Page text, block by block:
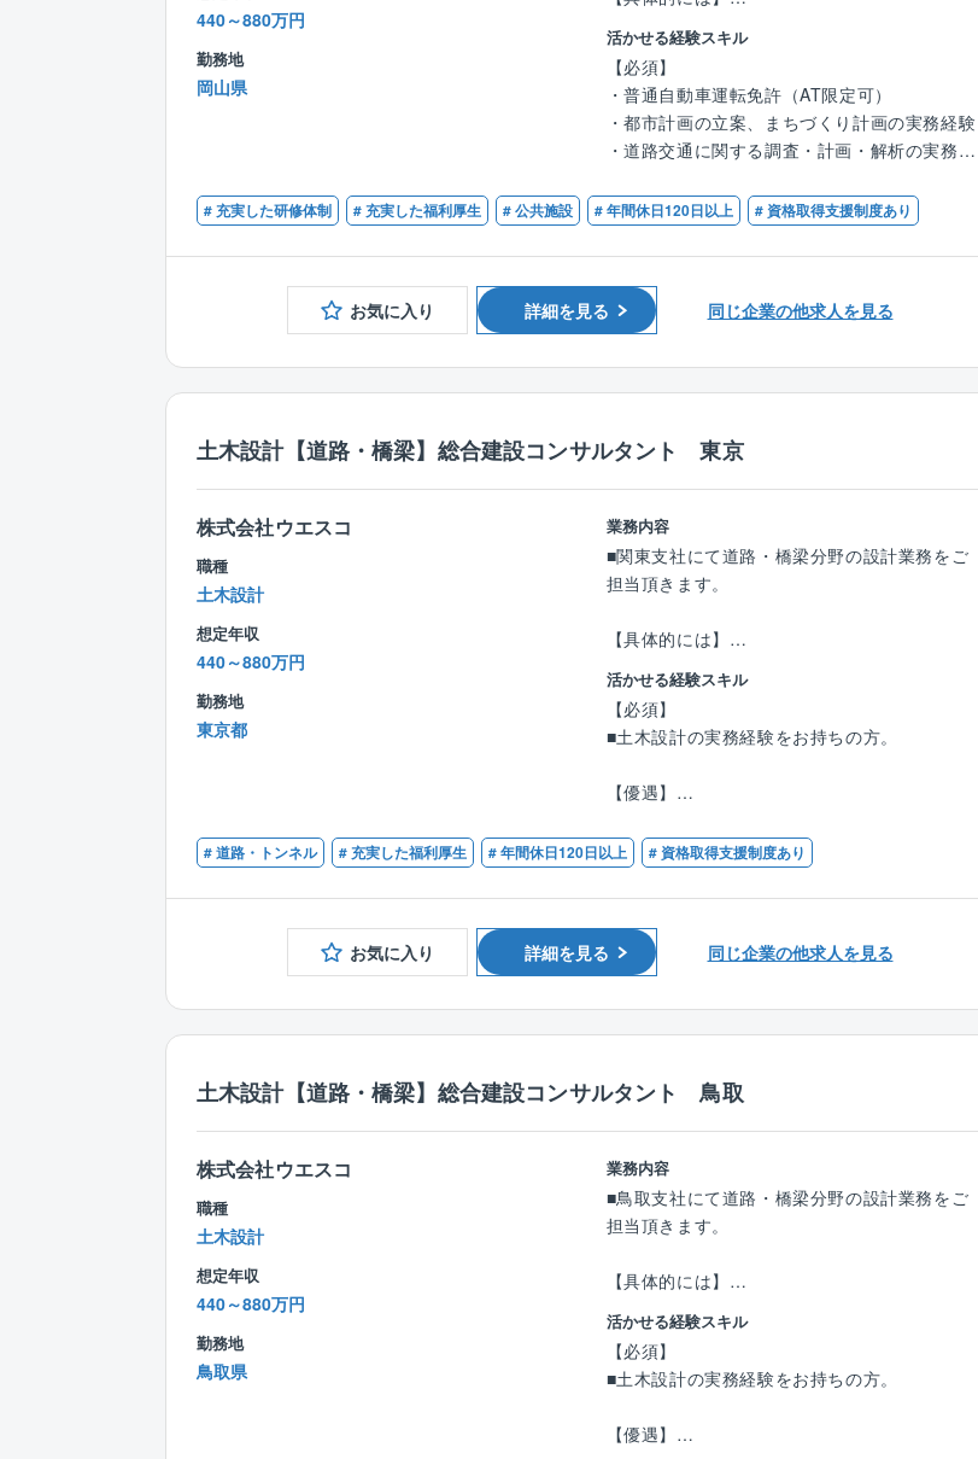
各部署、時期によって異なりますが、平均的な
残業時間は月10時間程度です。
【同社の特徴】
■無借金経営、自己資本率75％越えの安定した
運営等の新規事業にも積極的に挑戦し、安定と
等）ですが、特に創業から西日本エリア（中四
国～九州）では多くの実績を有している為、安
社の特徴です。
■在籍する技術士の多さは、企業の技術力の高
さの証明に繋がる為、業務時間内での時間を確
保し、先輩社員が育成に携わっています。会社
として資格取得をバックアップする体制が整っ
ています。
《社風》
く働き易い環境がございます。◎平均勤続年
数：17.8年、平均年齢：45.3歳
440～880万円
勤務地
岡山県
・地域課題解決：専門知識と技術力で、防災・
減災や持続可能で安心安全な地域づくりに取り
組む
・面的な整備：都市公園、駅前広場、企業用地
など、面的な整備に関する計画・設計から許認
可手続きまで幅広い業務を担当
※使用ソフト：V-Nas、AutoCAD、各種3次元C
AD
・元請け：下請け＝ ほぼ100％： 0％
・主な受注先：都府県、市町村、民間
計画、PPP/PFI、盛土規制法関連など
・直近の実績：都市公園施設長寿命化計画、事
業・住宅・公共施設・民間施設用地の適地選定
調査・実施設計、法規制許認可手続きなど
【ワークライフバランス】
各部署、時期によって異なりますが、平均的な
【同社の特徴】
■無借金経営、自己資本率75％越えの安定した
運営等の新規事業にも積極的に挑戦し、安定と
■同社の主要顧客は官公庁（国、地方自治体
定して案件獲得をしています。
■技術士の有資格者や経験豊富な社員が多く、
さの証明に繋がる為、業務時間内での時間を確
保し、先輩社員が育成に携わっています。会社
として資格取得をバックアップする体制が整っ
ています。
《社風》
く働き易い環境がございます。◎平均勤続年
活かせる経験スキル
【必須】
・普通自動車運転免許（AT限定可）
・都市計画の立案、まちづくり計画の実務経験
・道路交通に関する調査・計画・解析の実務経
・面整備（企業用地・住宅用地・公園緑地・ス
ポーツ施設・景観デザインなど）の調査・計
画・設計の実務経験
【優遇】
・RCCM（都市計画及び地方計画）
# 充実した研修体制 # 充実した福利厚生 # 公共施設 # 年間休日120日以上 # 資格取得支援制度あり
お気に入り 詳細を見る 同じ企業の他求人を見る
土木設計【道路・橋梁】総合建設コンサルタント 東京
株式会社ウエスコ
職種
土木設計
想定年収
440～880万円
勤務地
東京都
業務内容
■関東支社にて道路・橋梁分野の設計業務をご
担当頂きます。
【具体的には】
道路・橋梁分野の設計業務に従事いただきま
す。
・道路設計：円滑な道路交通を確保するための
・防災設計：国土強靱化に向けた防災・減災の
取り組みとして、設計を行います。
・電線共同溝設計：電線共同溝の設計を行いま
のため、調査・設計を行います。
※最新技術である3次元測量データを用いて、リ
AD
案件詳細
・元請け：下請け＝ ほぼ100％： 0％
・主な受注先：国、都府県、市町村
・近年同社で力を入れている案件：道路設計、
・直近の実績：道路設計、電線共同溝設計、能
案件詳細
・元請け：下請け＝ ほぼ100％： 0％
・近年同社で力を入れている案件：橋梁設計、
活かせる経験スキル
【必須】
■土木設計の実務経験をお持ちの方。
【優遇】
■技術士（道路・鋼構造及びコンクリート）・R
CCM（道路・鋼構造及びコンクリート）の資格
をお持ちの方。
# 道路・トンネル # 充実した福利厚生 # 年間休日120日以上 # 資格取得支援制度あり
お気に入り 詳細を見る 同じ企業の他求人を見る
土木設計【道路・橋梁】総合建設コンサルタント 鳥取
株式会社ウエスコ
職種
土木設計
想定年収
440～880万円
勤務地
鳥取県
業務内容
■鳥取支社にて道路・橋梁分野の設計業務をご
担当頂きます。
【具体的には】
道路・橋梁分野の設計業務に従事いただきま
す。
・道路設計：円滑な道路交通を確保するための
設計を行います。
取り組みとして、設計を行います。
活かせる経験スキル
【必須】
■土木設計の実務経験をお持ちの方。
【優遇】